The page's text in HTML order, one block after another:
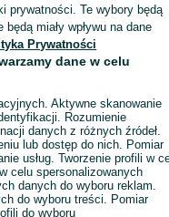
Wyślij wiadomość
prywatności. Te wybory będą
miały wpływu na dane
Prywatności
dane w celu
Aktywne skanowanie
Rozumienie
danych z różnych źródeł.
lub dostęp do nich. Pomiar
usług. Tworzenie profili w
celu spersonalizowanych
danych do wyboru reklam.
do wyboru treści. Pomiar
do wyboru